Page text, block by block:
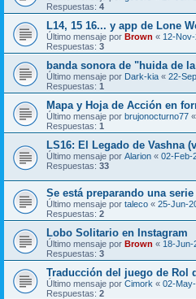
Respuestas: 4
L14, 15 16... y app de Lone
Último mensaje por Brown « 12-Nov-
Respuestas: 3
banda sonora de "huida de
Último mensaje por Dark-kia « 22-
Respuestas: 1
Mapa y Hoja de Acción en
Último mensaje por brujonocturno77 «
Respuestas: 1
LS16: El Legado de Vashna
Último mensaje por Alarion « 02-Feb-
Respuestas: 33
Se está preparando una
Último mensaje por taleco « 25-Jun-
Respuestas: 2
Lobo Solitario en Instagram
Último mensaje por Brown « 18-Jun-
Respuestas: 3
Traducción del juego de Rol
Último mensaje por Cimork « 02-
Respuestas: 2